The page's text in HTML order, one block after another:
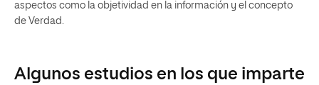
aspectos como la objetividad en la información y el concepto
de Verdad.
Algunos estudios en los que imparte